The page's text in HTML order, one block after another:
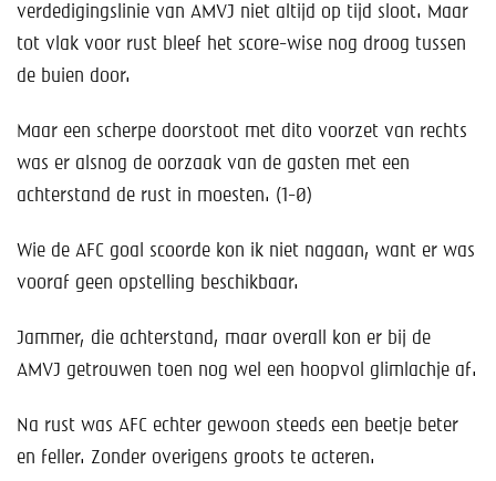
verdedigingslinie van AMVJ niet altijd op tijd sloot. Maar
tot vlak voor rust bleef het score-wise nog droog tussen
de buien door.
Maar een scherpe doorstoot met dito voorzet van rechts
was er alsnog de oorzaak van de gasten met een
achterstand de rust in moesten. (1-0)
Wie de AFC goal scoorde kon ik niet nagaan, want er was
vooraf geen opstelling beschikbaar.
Jammer, die achterstand, maar overall kon er bij de
AMVJ getrouwen toen nog wel een hoopvol glimlachje af.
Na rust was AFC echter gewoon steeds een beetje beter
en feller. Zonder overigens groots te acteren.